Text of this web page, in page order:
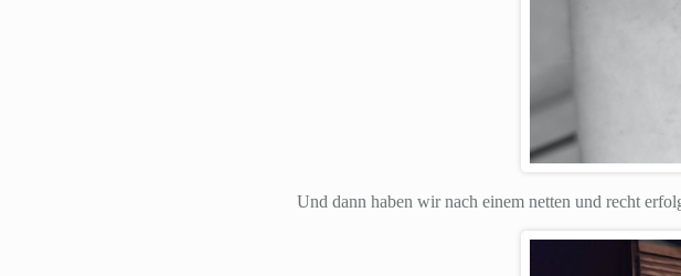
Und dann haben wir nach einem netten und recht